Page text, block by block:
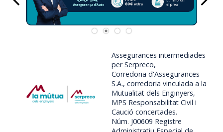
Assegurances intermediades
per Serpreco,
Corredoria d'Assegurances
S.A., corredoria vinculada a la
Mutualitat dels Enginyers,
MPS Responsabilitat Civil i
Caució concertades.
Núm. J00609 Registre